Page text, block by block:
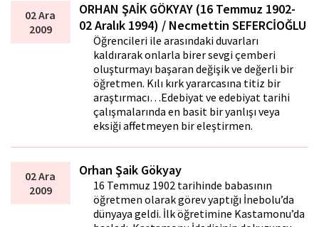
02 Ara
2009
ORHAN ŞAİK GÖKYAY (16 Temmuz 1902-
02 Aralık 1994) / Necmettin SEFERCİOĞLU
Öğrencileri ile arasındaki duvarları
kaldırarak onlarla birer sevgi çemberi
oluşturmayı başaran değişik ve değerli bir
öğretmen. Kılı kırk yararcasına titiz bir
araştırmacı…Edebiyat ve edebiyat tarihi
çalışmalarında en basit bir yanlışı veya
eksiği affetmeyen bir eleştirmen.
02 Ara
2009
Orhan Şaik Gökyay
16 Temmuz 1902 tarihinde babasının
öğretmen olarak görev yaptığı İnebolu’da
dünyaya geldi. İlk öğretimine Kastamonu’da